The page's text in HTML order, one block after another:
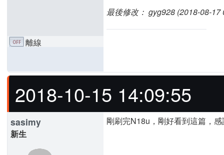
最後修改： gyg928 (2018-08-17
離線
2018-10-15 14:09:55
sasimy
新生
剛刷完N18u，剛好看到這篇，